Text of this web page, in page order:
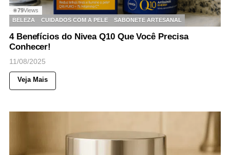
◉79Views
BELEZA
CUIDADOS COM A PELE SABONETE ARTESANAL
4 Benefícios do Nivea Q10 Que Você Precisa
Conhecer!
11/08/2025
Veja Mais